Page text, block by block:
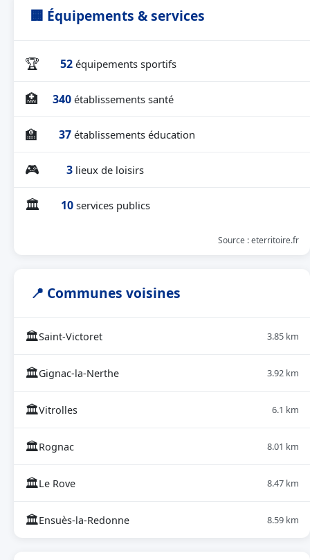
🏢 Équipements & services
🏆 52 équipements sportifs
🏥 340 établissements santé
🏫 37 établissements éducation
🎮 3 lieux de loisirs
🏛 10 services publics
Source : eterritoire.fr
📍 Communes voisines
🏛Saint-Victoret 3.85 km
🏛Gignac-la-Nerthe 3.92 km
🏛Vitrolles 6.1 km
🏛Rognac 8.01 km
🏛Le Rove 8.47 km
🏛Ensuès-la-Redonne 8.59 km